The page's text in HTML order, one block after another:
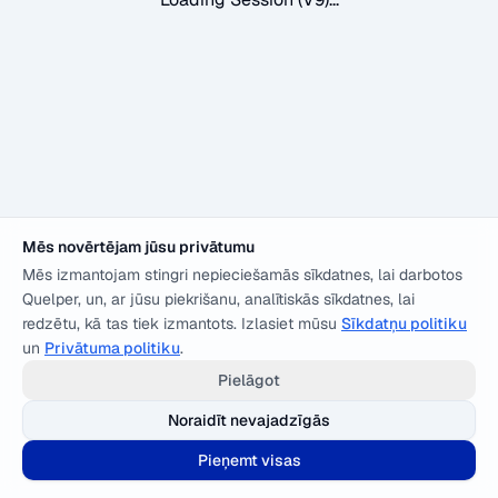
Mēs novērtējam jūsu privātumu
Mēs izmantojam stingri nepieciešamās sīkdatnes, lai darbotos
Quelper, un, ar jūsu piekrišanu, analītiskās sīkdatnes, lai
redzētu, kā tas tiek izmantots. Izlasiet mūsu Sīkdatņu politiku
un Privātuma politiku.
Pielāgot
Noraidīt nevajadzīgās
Pieņemt visas